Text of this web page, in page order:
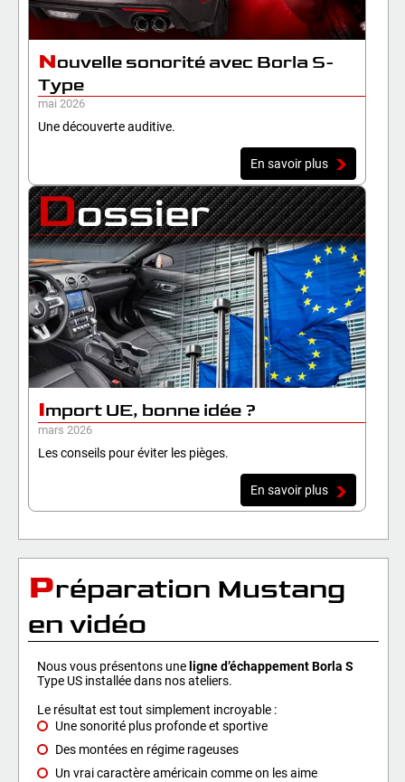
Nouvelle sonorité avec Borla S-
Type
mai 2026
Une découverte auditive.
En savoir plus
Import UE, bonne idée ?
mars 2026
Les conseils pour éviter les pièges.
En savoir plus
Préparation Mustang
en vidéo
Nous vous présentons une ligne d’échappement Borla S
Type US installée dans nos ateliers.
Le résultat est tout simplement incroyable :
Une sonorité plus profonde et sportive
Des montées en régime rageuses
Un vrai caractère américain comme on les aime